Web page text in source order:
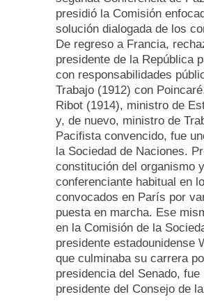
presidió la Comisión
solución dialogada de los
De regreso a Francia,
presidente de la República
con responsabilidades
Trabajo (1912) con
Ribot (1914), ministro de
y, de nuevo, ministro de
Pacifista convencido, fue
la Sociedad de Naciones.
constitución del organismo
conferenciante habitual en
convocados en París por
puesta en marcha. Ese
en la Comisión de la
presidente estadounidense
que culminaba su carrera
presidencia del Senado,
presidente del Consejo de